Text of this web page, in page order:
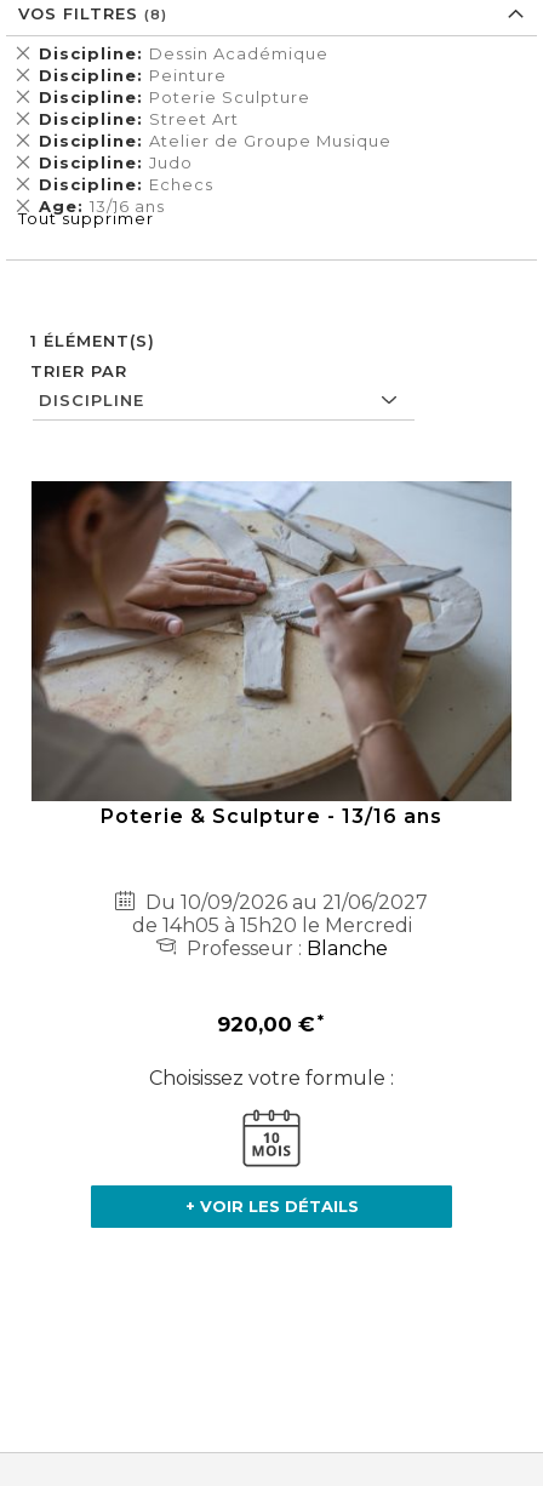
1 ÉLÉMENT(S)
TRIER PAR
Poterie & Sculpture - 13/16 ans
Du 10/09/2026 au 21/06/2027
de 14h05 à 15h20 le Mercredi
Professeur : Blanche
920,00 €
Choisissez votre formule :
+ VOIR LES DÉTAILS
VOS FILTRES
Discipline Dessin Académique
Supprimer
cet
Élément
Discipline Peinture
Supprimer
cet
Élément
Discipline Poterie Sculpture
Supprimer
cet
Élément
Discipline Street Art
Supprimer
cet
Élément
Discipline Atelier de Groupe Musique
Supprimer
cet
Élément
Discipline Judo
Supprimer
cet
Élément
Discipline Echecs
Supprimer
cet
Élément
Age 13/16 ans
Supprimer
cet
Tout supprimer